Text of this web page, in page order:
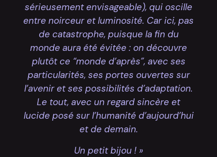
sérieusement envisageable), qui oscille
entre noirceur et luminosité. Car ici, pas
de catastrophe, puisque la fin du
monde aura été évitée : on découvre
plutôt ce “monde d’après”, avec ses
particularités, ses portes ouvertes sur
l’avenir et ses possibilités d’adaptation.
Le tout, avec un regard sincère et
lucide posé sur l’humanité d’aujourd’hui
et de demain.
Un petit bijou ! »